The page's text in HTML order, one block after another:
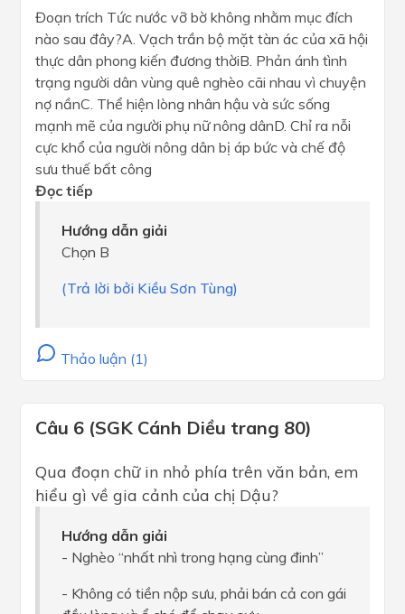
Đoạn trích Tức nước vỡ bờ không nhằm mục đích
nào sau đây?A. Vạch trần bộ mặt tàn ác của xã hội
thực dân phong kiến đương thờiB. Phản ánh tình
trạng người dân vùng quê nghèo cãi nhau vì chuyện
nợ nầnC. Thể hiện lòng nhân hậu và sức sống
mạnh mẽ của người phụ nữ nông dânD. Chỉ ra nỗi
cực khổ của người nông dân bị áp bức và chế độ
sưu thuế bất công
Đọc tiếp
Hướng dẫn giải
Chọn B
(Trả lời bởi Kiều Sơn Tùng)
Thảo luận (1)
Câu 6 (SGK Cánh Diều trang 80)
Qua đoạn chữ in nhỏ phía trên văn bản, em
hiểu gì về gia cảnh của chị Dậu?
Hướng dẫn giải
- Nghèo “nhất nhì trong hạng cùng đinh”
- Không có tiền nộp sưu, phải bán cả con gái